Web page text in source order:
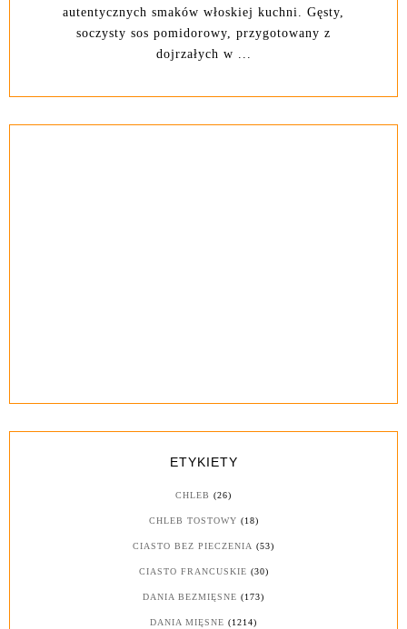
autentycznych smaków włoskiej kuchni. Gęsty,
soczysty sos pomidorowy, przygotowany z
dojrzałych w ...
ETYKIETY
CHLEB (26)
CHLEB TOSTOWY (18)
CIASTO BEZ PIECZENIA (53)
CIASTO FRANCUSKIE (30)
DANIA BEZMIĘSNE (173)
DANIA MIĘSNE (1214)